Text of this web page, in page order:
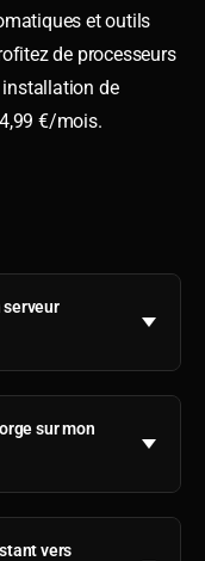
et outils
de processeurs
installation de
€/mois.
serveur
sur mon
vers